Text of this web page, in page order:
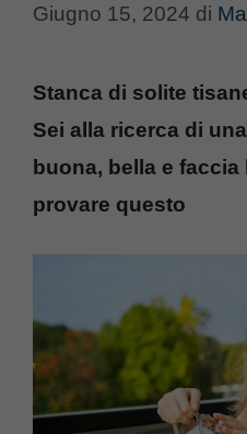
Giugno 15, 2024 di
Stanca di solite
Sei alla ricerca di
buona, bella e
provare questo